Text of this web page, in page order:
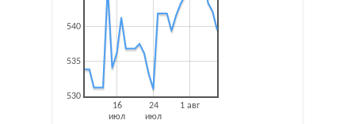
16
июл
24
июл
1 авг
530
535
540